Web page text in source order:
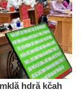
hdră kčah